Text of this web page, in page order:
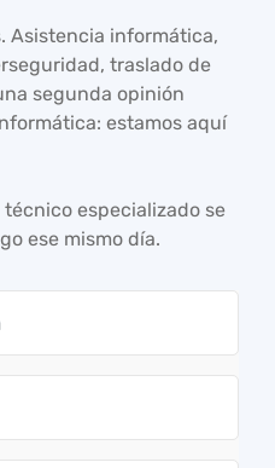
Asistencia informática,
traslado de
segunda opinión
estamos aquí
especializado se
ese mismo día.